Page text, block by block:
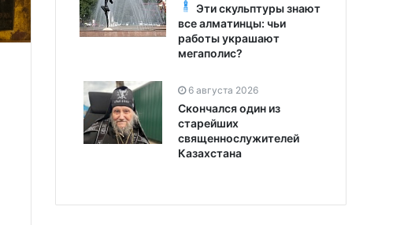
Эти скульптуры знают
все алматинцы: чьи
работы украшают
мегаполис?
6 августа 2026
Скончался один из
старейших
священнослужителей
Казахстана